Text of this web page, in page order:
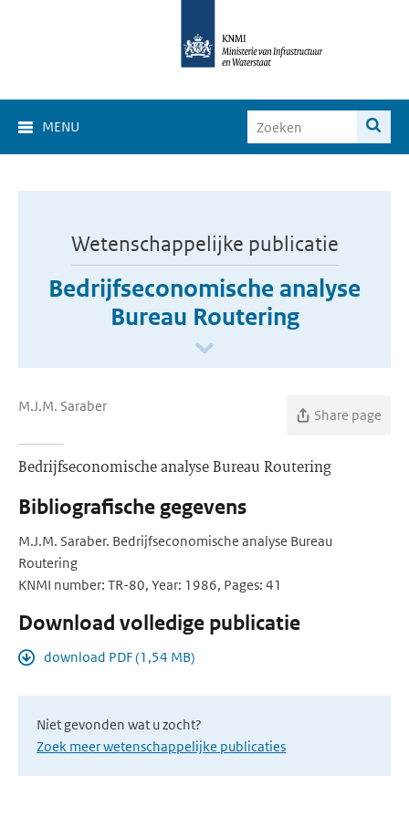
MENU
Wetenschappelijke publicatie
Bedrijfseconomische analyse
Bureau Routering
M.J.M. Saraber
Share page
Bedrijfseconomische analyse Bureau Routering
Bibliografische gegevens
M.J.M. Saraber. Bedrijfseconomische analyse Bureau
Routering
KNMI number: TR-80, Year: 1986, Pages: 41
Download volledige publicatie
download PDF (1,54 MB)
Niet gevonden wat u zocht?
Zoek meer wetenschappelijke publicaties